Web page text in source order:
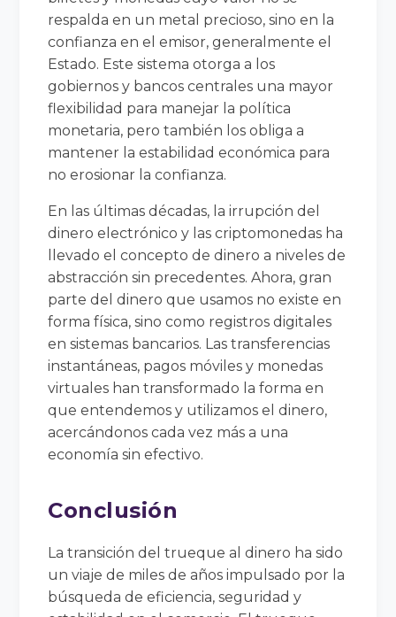
respalda en un metal precioso, sino en la
confianza en el emisor, generalmente el
Estado. Este sistema otorga a los
gobiernos y bancos centrales una mayor
flexibilidad para manejar la política
monetaria, pero también los obliga a
mantener la estabilidad económica para
no erosionar la confianza.
En las últimas décadas, la irrupción del
dinero electrónico y las criptomonedas ha
llevado el concepto de dinero a niveles de
abstracción sin precedentes. Ahora, gran
parte del dinero que usamos no existe en
forma física, sino como registros digitales
en sistemas bancarios. Las transferencias
instantáneas, pagos móviles y monedas
virtuales han transformado la forma en
que entendemos y utilizamos el dinero,
acercándonos cada vez más a una
economía sin efectivo.
Conclusión
La transición del trueque al dinero ha sido
un viaje de miles de años impulsado por la
búsqueda de eficiencia, seguridad y